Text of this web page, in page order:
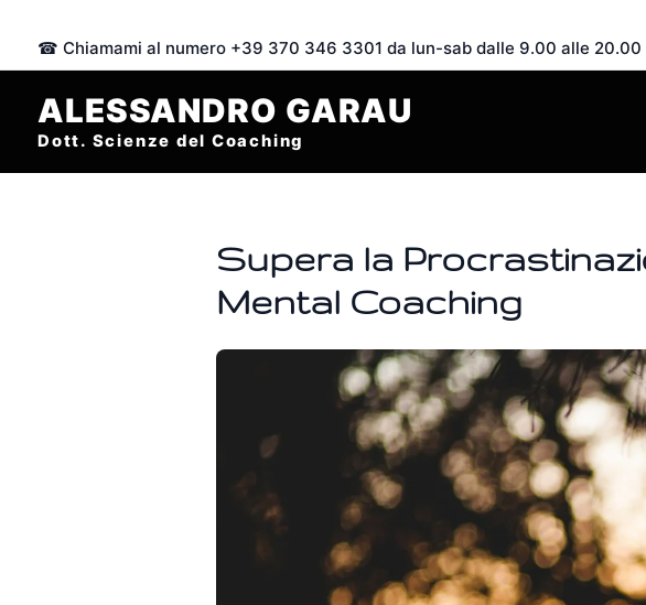
contenuto
☎ Chiamami al numero +39 370 346 3301 da lun-sab dalle 9.00 alle 20.00
ALESSANDRO GARAU
Dott. Scienze del Coaching
Supera la
Mental Coaching